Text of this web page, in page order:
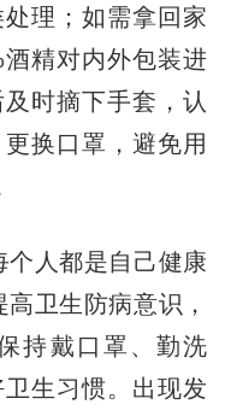
理；如需拿回家
精对内外包装进
时摘下手套，认
换口罩，避免用
人都是自己健康
卫生防病意识，
持戴口罩、勤洗
生习惯。出现发